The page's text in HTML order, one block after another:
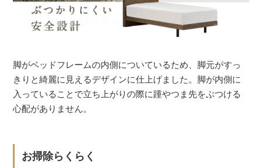
脚がベッドフレームの内側についているため、脚元がすっ
きりと綺麗に見えるデザインに仕上げました。脚が内側に
入っていることで立ち上がりの際に踵やつま先をぶつける
心配がありません。
お掃除らくらく